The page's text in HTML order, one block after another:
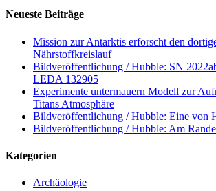
Neueste Beiträge
Mission zur Antarktis erforscht den
Nährstoffkreislauf
Bildveröffentlichung / Hubble: SN
LEDA 132905
Experimente untermauern Modell zur
Titans Atmosphäre
Bildveröffentlichung / Hubble: Eine von
Bildveröffentlichung / Hubble: Am Rande
Kategorien
Archäologie